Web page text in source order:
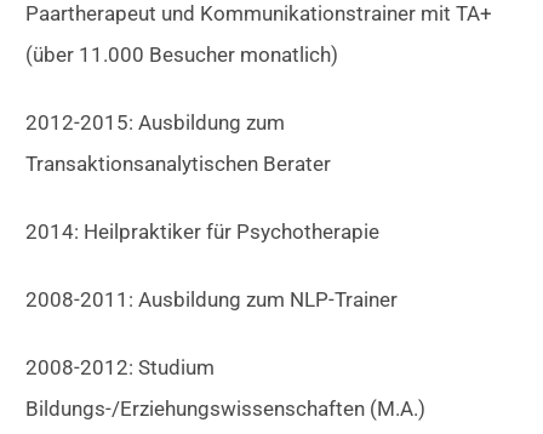
Paartherapeut und Kommunikationstrainer mit TA+
(über 11.000 Besucher monatlich)
2012-2015: Ausbildung zum
Transaktionsanalytischen Berater
2014: Heilpraktiker für Psychotherapie
2008-2011: Ausbildung zum NLP-Trainer
2008-2012: Studium
Bildungs-/Erziehungswissenschaften (M.A.)